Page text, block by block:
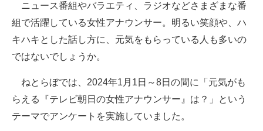
ITの今と未来を見通す
スマホと通信の最新トレンド
好きが集まる 比べて選べる
ビジネスと働き方のヒント
ニュース番組やバラエティ、ラジオなどさまざまな番
組で活躍している女性アナウンサー。明るい笑顔や、ハ
キハキとした話し方に、元気をもらっている人も多いの
ではないでしょうか。
ねとらぼでは、2024年1月1日～8日の間に「元気がも
らえる『テレビ朝日の女性アナウンサー』は？」という
テーマでアンケートを実施していました。